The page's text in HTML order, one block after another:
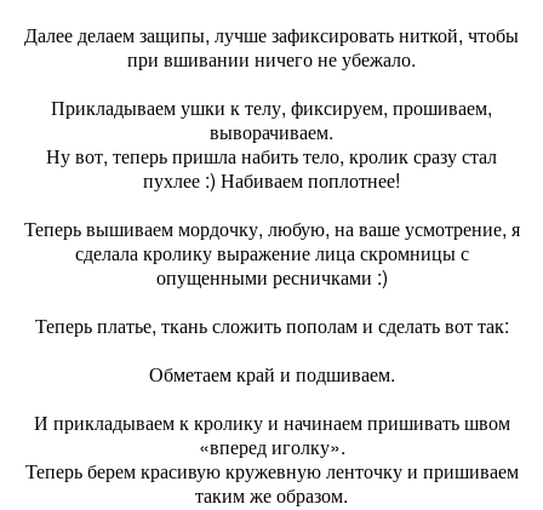
Далее делаем защипы, лучше зафиксировать ниткой, чтобы
при вшивании ничего не убежало.
Прикладываем ушки к телу, фиксируем, прошиваем,
выворачиваем.
Ну вот, теперь пришла набить тело, кролик сразу стал
пухлее :) Набиваем поплотнее!
Теперь вышиваем мордочку, любую, на ваше усмотрение, я
сделала кролику выражение лица скромницы с
опущенными ресничками :)
Теперь платье, ткань сложить пополам и сделать вот так:
Обметаем край и подшиваем.
И прикладываем к кролику и начинаем пришивать швом
«вперед иголку».
Теперь берем красивую кружевную ленточку и пришиваем
таким же образом.